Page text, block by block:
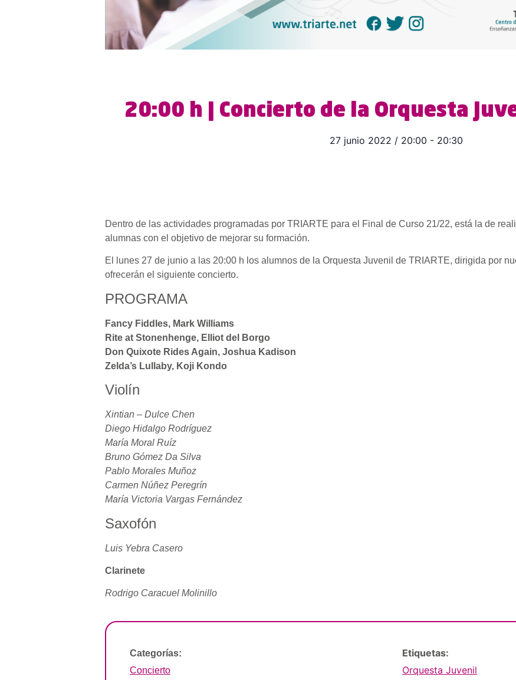
20:00 h | Concierto de la Orquesta
27 junio 2022 / 20:00 - 20:30
Dentro de las actividades programadas por TRIARTE para el Final de Curso 21/22, está la de
alumnas con el objetivo de mejorar su formación.
El lunes 27 de junio a las 20:00 h los alumnos de la Orquesta Juvenil de TRIARTE, dirigida por
ofrecerán el siguiente concierto.
PROGRAMA
Fancy Fiddles, Mark Williams
Rite at Stonenhenge, Elliot del Borgo
Don Quixote Rides Again, Joshua Kadison
Zelda’s Lullaby, Koji Kondo
Violín
Xintian – Dulce Chen
Diego Hidalgo Rodríguez
María Moral Ruíz
Bruno Gómez Da Silva
Pablo Morales Muñoz
Carmen Núñez Peregrín
María Victoria Vargas Fernández
Saxofón
Luis Yebra Casero
Clarinete
Rodrigo Caracuel Molinillo
Categorías:
Concierto
Etiquetas:
Orquesta Juvenil